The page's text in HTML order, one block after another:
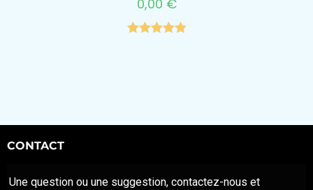
0,00 €
CONTACT
Une question ou une suggestion, contactez-nous et